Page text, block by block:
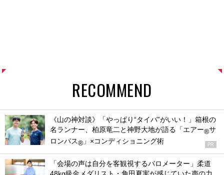
RECOMMEND
《山の神対談》「やっぱり“タイパ”がいい！」箱根の
名ランナー、柏原竜二と神野大地が語る「エアー®サ
ロンパス® 」×コンディショニング術 PR
「会場の声は自分を客観視するバロメーター」柔道